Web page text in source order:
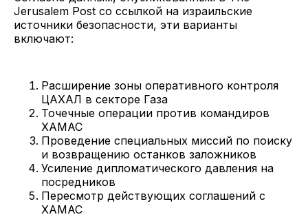
Jerusalem Post со ссылкой на израильские
источники безопасности, эти варианты
включают:
Расширение зоны оперативного контроля
ЦАХАЛ в секторе Газа
Точечные операции против командиров
ХАМАС
Проведение специальных миссий по поиску
и возвращению останков заложников
Усиление дипломатического давления на
посредников
Пересмотр действующих соглашений с
ХАМАС